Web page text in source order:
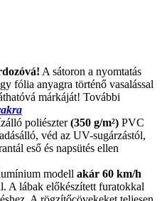
A sátoron a nyomtatás
fólia anyagra történő vasalással
márkáját! További
poliészter(350 g/m²) PVC
véd az UV-sugárzástól,
eső és napsütés ellen
modell akár 60 km/h
A lábak előkészített furatokkal